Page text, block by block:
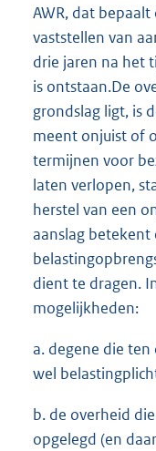
AWR, dat
vaststellen van
drie jaren na het
is ontstaan.De
grondslag ligt, is
meent onjuist of
termijnen voor
laten verlopen,
herstel van een
aanslag betekent
dient te dragen.
mogelijkheden:
a. degene die
wel
b. de overheid
opgelegd (en